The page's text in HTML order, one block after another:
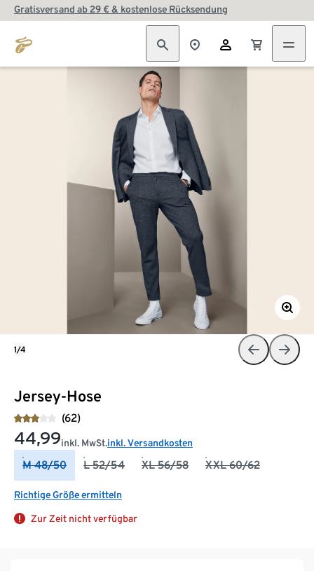
Gratisversand ab 29 € & kostenlose Rücksendung
Jersey-Hose
(62)
44,99inkl. MwSt.inkl. Versandkosten
M 48/50 L 52/54 XL 56/58 XXL 60/62
Richtige Größe ermitteln
Zur Zeit nicht verfügbar
1/4